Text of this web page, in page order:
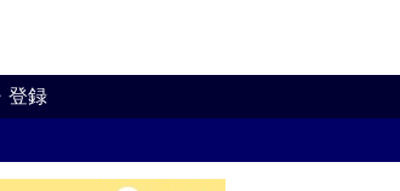
登録